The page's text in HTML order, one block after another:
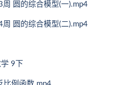
圆的综合模型(一).mp4
圆的综合模型(二).mp4
9下